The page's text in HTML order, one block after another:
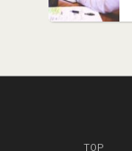
TOP